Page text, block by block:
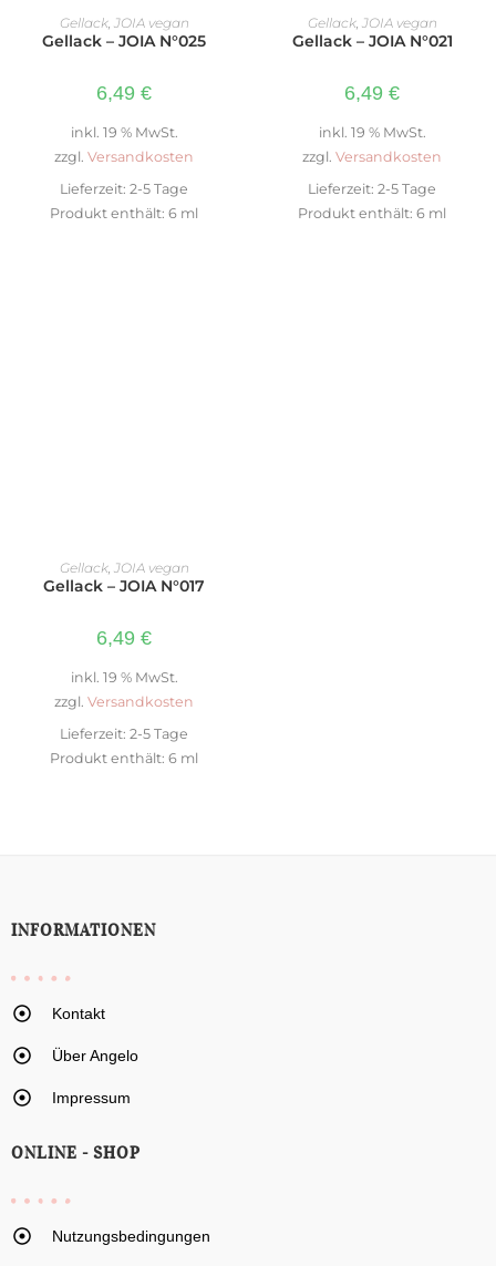
IN DEN WARENKORB
Gellack, JOIA vegan
Gellack – JOIA N°025
6,49 €
inkl. 19 % MwSt.
zzgl. Versandkosten
Lieferzeit: 2-5 Tage
Produkt enthält: 6 ml
IN DEN WARENKORB
Gellack, JOIA vegan
Gellack – JOIA N°021
6,49 €
inkl. 19 % MwSt.
zzgl. Versandkosten
Lieferzeit: 2-5 Tage
Produkt enthält: 6 ml
IN DEN WARENKORB
Gellack, JOIA vegan
Gellack – JOIA N°017
6,49 €
inkl. 19 % MwSt.
zzgl. Versandkosten
Lieferzeit: 2-5 Tage
Produkt enthält: 6 ml
INFORMATIONEN
Kontakt
Über Angelo
Impressum
ONLINE - SHOP
Nutzungsbedingungen